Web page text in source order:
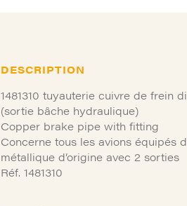
DESCRIPTION
1481310 tuyauterie cuivre de frein
(sortie bâche hydraulique)
Copper brake pipe with fitting
Concerne tous les avions équipés
métallique d’origine avec 2 sorties
Réf. 1481310